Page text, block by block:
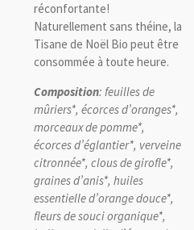
réconfortante!
Naturellement sans théine, la
Tisane de Noël Bio peut être
consommée à toute heure.
Composition: feuilles de
mûriers*, écorces d’oranges*,
morceaux de pomme*,
écorces d’églantier*, verveine
citronnée*, clous de girofle*,
graines d’anis*, huiles
essentielle d’orange douce*,
fleurs de souci organique*,